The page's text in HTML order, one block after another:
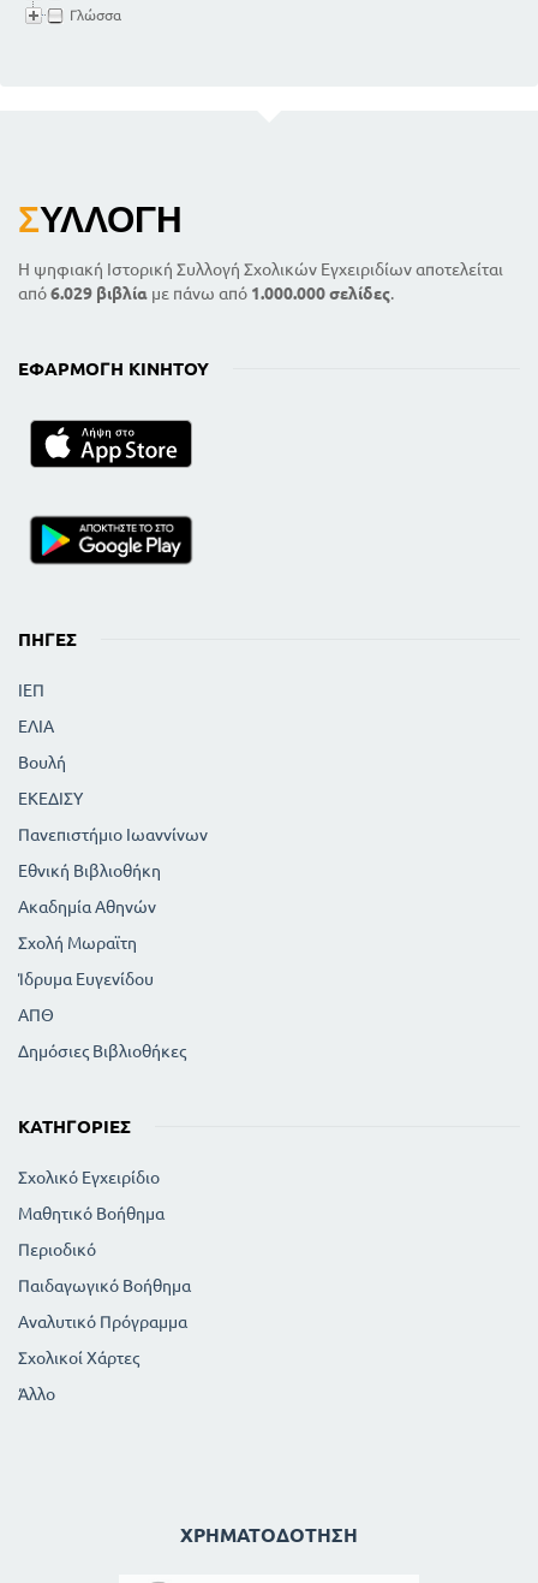
Γλώσσα
ΣΥΛΛΟΓΉ
Η ψηφιακή Ιστορική Συλλογή Σχολικών Εγχειριδίων αποτελείται
από6.029 βιβλία με πάνω από 1.000.000 σελίδες.
ΕΦΑΡΜΟΓΉ ΚΙΝΗΤΟΎ
ΠΗΓΈΣ
ΙΕΠ
ΕΛΙΑ
Βουλή
ΕΚΕΔΙΣΥ
Πανεπιστήμιο Ιωαννίνων
Εθνική Βιβλιοθήκη
Ακαδημία Αθηνών
Σχολή Μωραϊτη
Ίδρυμα Ευγενίδου
ΑΠΘ
Δημόσιες Βιβλιοθήκες
ΚΑΤΗΓΟΡΊΕΣ
Σχολικό Εγχειρίδιο
Μαθητικό Βοήθημα
Περιοδικό
Παιδαγωγικό Βοήθημα
Αναλυτικό Πρόγραμμα
Σχολικοί Χάρτες
Άλλο
ΧΡΗΜΑΤΟΔΌΤΗΣΗ